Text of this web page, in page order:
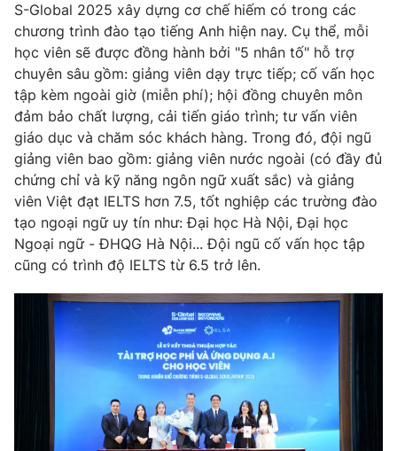
® Cấm sao chép dưới mọi hình thức nếu không có sự chấp
thuận bằng văn bản. Ghi rõ nguồn VTV.vn khi phát hành lại
thông tin từ website này.
S-Global 2025 xây dựng cơ chế hiếm có trong các
chương trình đào tạo tiếng Anh hiện nay. Cụ thể, mỗi
học viên sẽ được đồng hành bởi "5 nhân tố" hỗ trợ
chuyên sâu gồm: giảng viên dạy trực tiếp; cố vấn học
tập kèm ngoài giờ (miễn phí); hội đồng chuyên môn
đảm bảo chất lượng, cải tiến giáo trình; tư vấn viên
giáo dục và chăm sóc khách hàng. Trong đó, đội ngũ
giảng viên bao gồm: giảng viên nước ngoài (có đầy đủ
chứng chỉ và kỹ năng ngôn ngữ xuất sắc) và giảng
viên Việt đạt IELTS hơn 7.5, tốt nghiệp các trường đào
tạo ngoại ngữ uy tín như: Đại học Hà Nội, Đại học
Ngoại ngữ - ĐHQG Hà Nội... Đội ngũ cố vấn học tập
cũng có trình độ IELTS từ 6.5 trở lên.